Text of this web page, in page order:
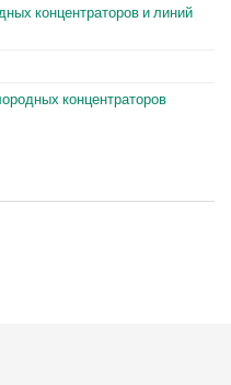
концентраторов и линий
концентраторов